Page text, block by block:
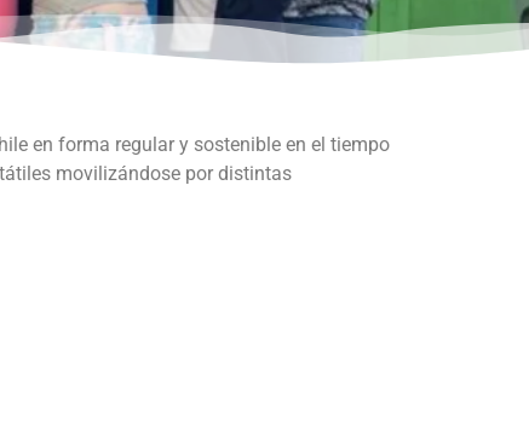
en forma regular y sostenible en el tiempo
movilizándose por distintas